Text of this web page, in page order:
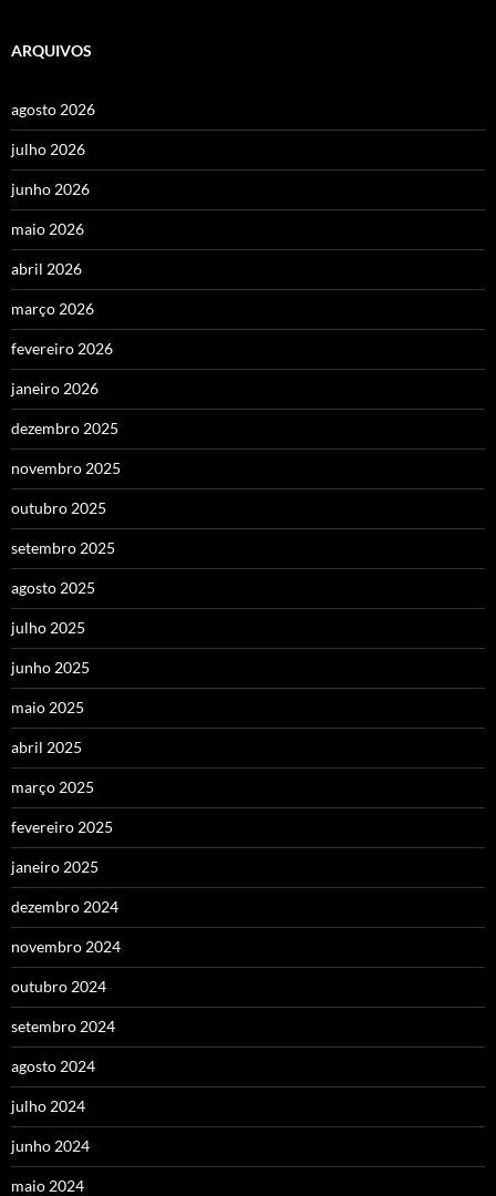
ARQUIVOS
agosto 2026
julho 2026
junho 2026
maio 2026
abril 2026
março 2026
fevereiro 2026
janeiro 2026
dezembro 2025
novembro 2025
outubro 2025
setembro 2025
agosto 2025
julho 2025
junho 2025
maio 2025
abril 2025
março 2025
fevereiro 2025
janeiro 2025
dezembro 2024
novembro 2024
outubro 2024
setembro 2024
agosto 2024
julho 2024
junho 2024
maio 2024